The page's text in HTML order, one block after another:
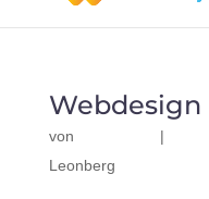
Webdesign
von |
Leonberg